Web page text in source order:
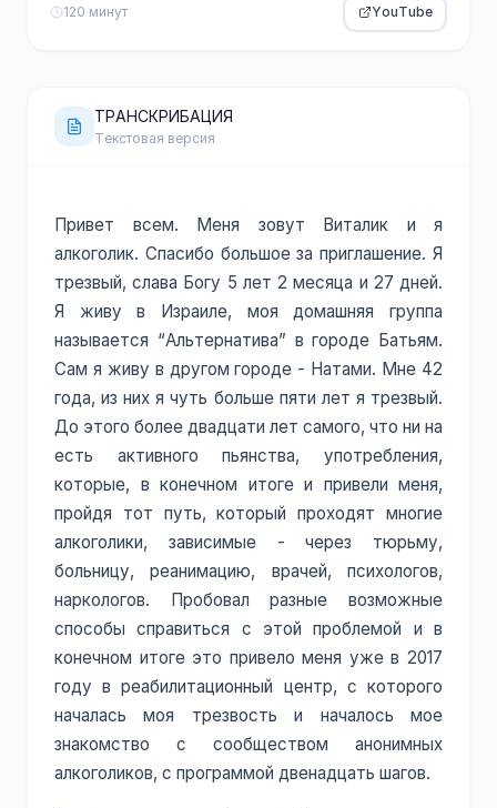
120 минут YouTube
ТРАНСКРИБАЦИЯ
Текстовая версия
Привет всем. Меня зовут Виталик и я
алкоголик. Спасибо большое за приглашение. Я
трезвый, слава Богу 5 лет 2 месяца и 27 дней.
Я живу в Израиле, моя домашняя группа
называется “Альтернатива” в городе Батьям.
Сам я живу в другом городе - Натами. Мне 42
года, из них я чуть больше пяти лет я трезвый.
До этого более двадцати лет самого, что ни на
есть активного пьянства, употребления,
которые, в конечном итоге и привели меня,
пройдя тот путь, который проходят многие
алкоголики, зависимые - через тюрьму,
больницу, реанимацию, врачей, психологов,
наркологов. Пробовал разные возможные
способы справиться с этой проблемой и в
конечном итоге это привело меня уже в 2017
году в реабилитационный центр, с которого
началась моя трезвость и началось мое
знакомство с сообществом анонимных
алкоголиков, с программой двенадцать шагов.